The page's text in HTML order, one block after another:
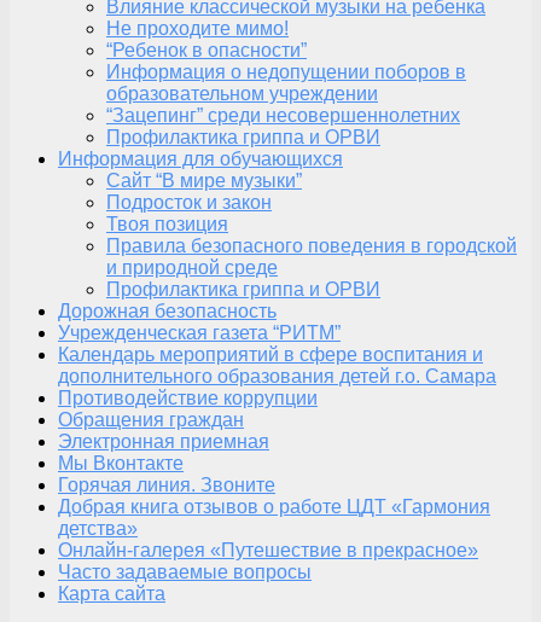
Влияние классической музыки на ребенка
Не проходите мимо!
“Ребенок в опасности”
Информация о недопущении поборов в
образовательном учреждении
“Зацепинг” среди несовершеннолетних
Профилактика гриппа и ОРВИ
Информация для обучающихся
Сайт “В мире музыки”
Подросток и закон
Твоя позиция
Правила безопасного поведения в городской
и природной среде
Профилактика гриппа и ОРВИ
Дорожная безопасность
Учрежденческая газета “РИТМ”
Календарь мероприятий в сфере воспитания и
дополнительного образования детей г.о. Самара
Противодействие коррупции
Обращения граждан
Электронная приемная
Мы Вконтакте
Горячая линия. Звоните
Добрая книга отзывов о работе ЦДТ «Гармония
детства»
Онлайн-галерея «Путешествие в прекрасное»
Часто задаваемые вопросы
Карта сайта